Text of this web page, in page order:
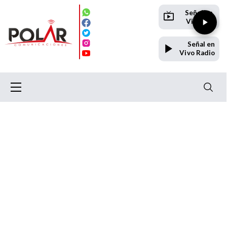
Señal en
Vivo TV
Señal en
Vivo Radio